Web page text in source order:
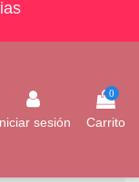
sesión
0
Carrito